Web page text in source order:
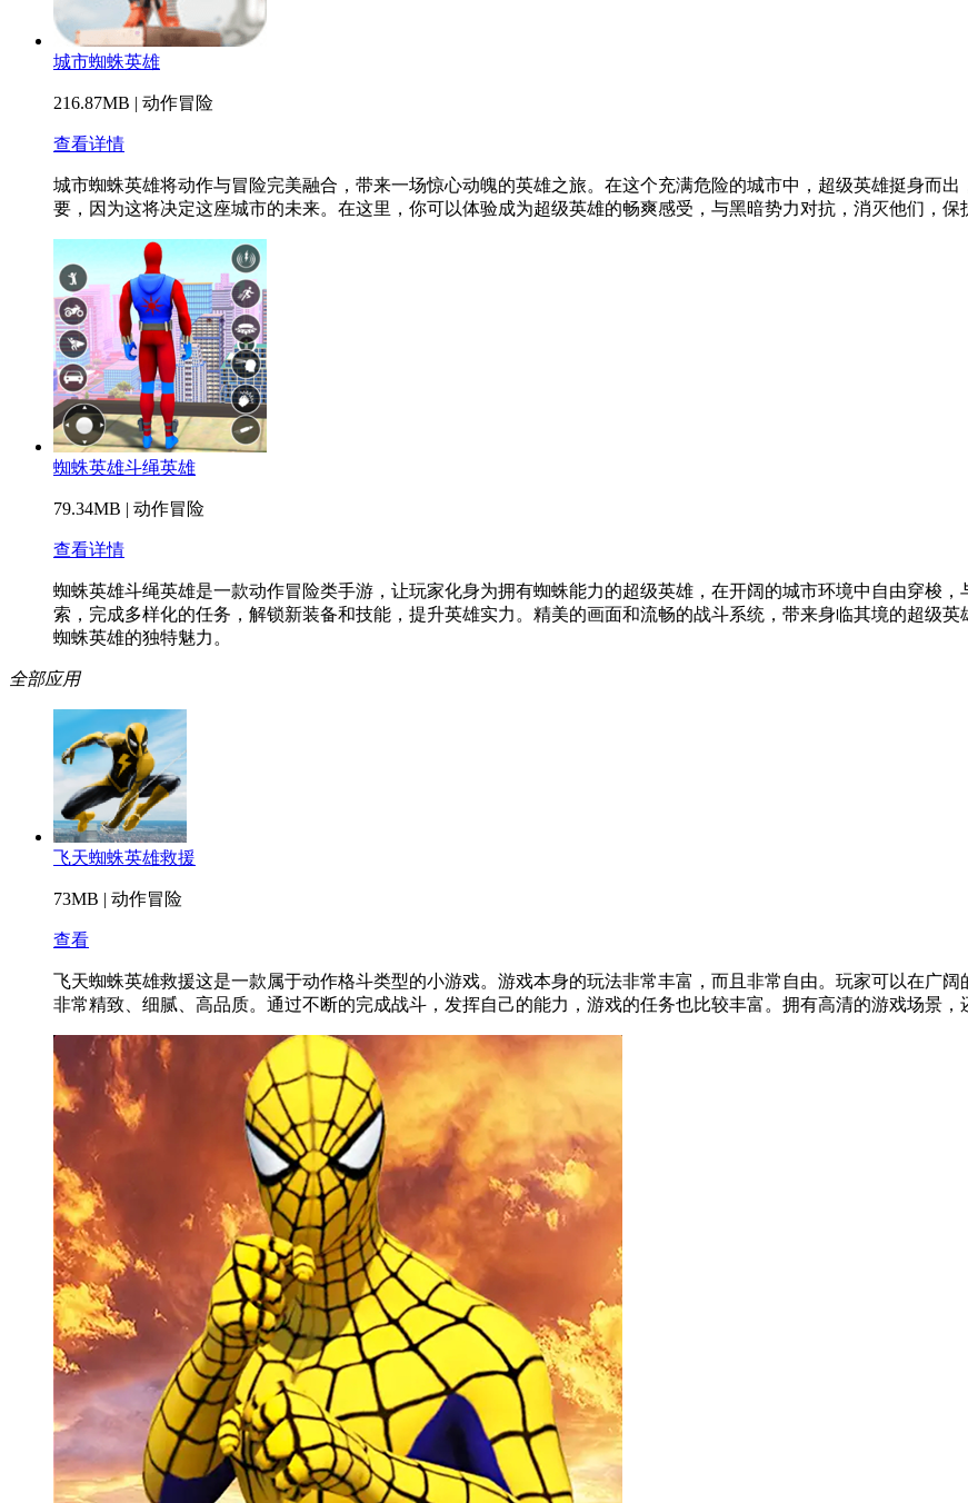
城市蜘蛛英雄
216.87MB | 动作冒险
查看详情
城市蜘蛛英雄将动作与冒险完美融合，带来一场惊心动魄的英雄之旅。在这个充满危险的城市中，超级英雄挺身而
要，因为这将决定这座城市的未来。在这里，你可以体验成为超级英雄的畅爽感受，与黑暗势力对抗，消灭他们，保
蜘蛛英雄斗绳英雄
79.34MB | 动作冒险
查看详情
蜘蛛英雄斗绳英雄是一款动作冒险类手游，让玩家化身为拥有蜘蛛能力的超级英雄，在开阔的城市环境中自由穿梭
索，完成多样化的任务，解锁新装备和技能，提升英雄实力。精美的画面和流畅的战斗系统，带来身临其境的超级
蜘蛛英雄的独特魅力。
全部应用
飞天蜘蛛英雄救援
73MB | 动作冒险
查看
飞天蜘蛛英雄救援这是一款属于动作格斗类型的小游戏。游戏本身的玩法非常丰富，而且非常自由。玩家可以在广
非常精致、细腻、高品质。通过不断的完成战斗，发挥自己的能力，游戏的任务也比较丰富。拥有高清的游戏场景，